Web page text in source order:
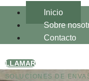
Inicio
Sobre
Contacto
LLAMAR
SOLUCIONES DE